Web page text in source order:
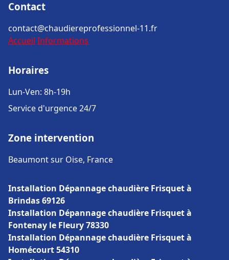
Contact
contact@chaudiereprofessionnel-11.fr
Accueil Informations
Horaires
Lun-Ven: 8h-19h
Service d'urgence 24/7
Zone intervention
Beaumont sur Oise, France
Installation Dépannage chaudière Frisquet à
Brindas 69126
Installation Dépannage chaudière Frisquet à
Fontenay le Fleury 78330
Installation Dépannage chaudière Frisquet à
Homécourt 54310